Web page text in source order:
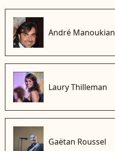
André Manoukian
Laury Thilleman
Gaëtan Roussel